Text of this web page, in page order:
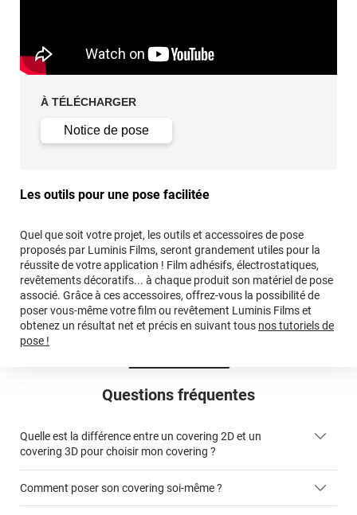
Questions fréquentes
Quelle est la différence entre un covering 2D et un
covering 3D pour choisir mon covering ?
covering 2D
Comment poser son covering soi-même ?
À TÉLÉCHARGER
Notice de pose
Les outils pour une pose facilitée
Quel que soit votre projet, les outils et accessoires de pose
proposés par Luminis Films, seront grandement utiles pour la
réussite de votre application ! Film adhésifs, électrostatiques,
revêtements décoratifs... à chaque produit son matériel de pose
associé. Grâce à ces accessoires, offrez-vous la possibilité de
poser vous-même votre film ou revêtement Luminis Films et
obtenez un résultat net et précis en suivant tous nos tutoriels de
pose !